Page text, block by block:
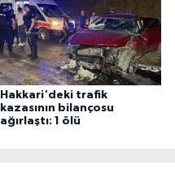
Hakkari'deki trafik
kazasının bilançosu
ağırlaştı: 1 ölü